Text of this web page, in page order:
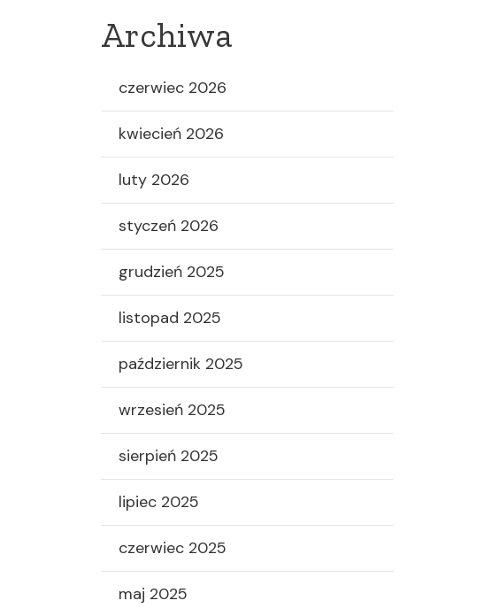
Archiwa
czerwiec 2026
kwiecień 2026
luty 2026
styczeń 2026
grudzień 2025
listopad 2025
październik 2025
wrzesień 2025
sierpień 2025
lipiec 2025
czerwiec 2025
maj 2025